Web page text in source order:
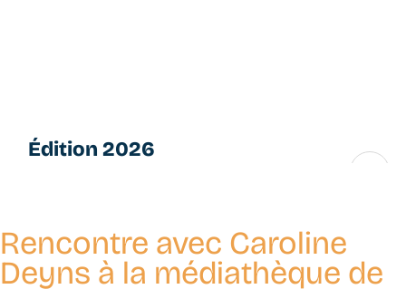
u
g
u
Édition 2026
Rencontre avec Caroline
Deyns à la médiathèque de